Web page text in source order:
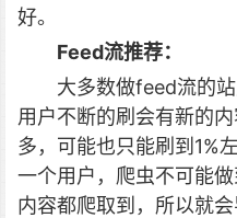
好。
Feed流推荐：
大多数做feed流的
用户不断的刷会有新的
多，可能也只能刷到1%
一个用户，爬虫不可能
内容都爬取到，所以就